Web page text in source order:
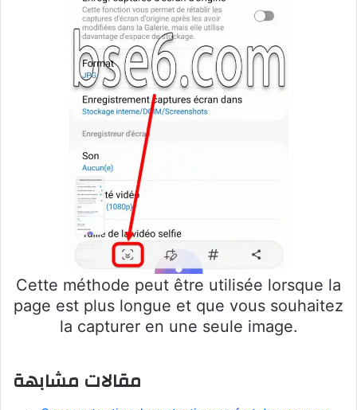
Cette méthode peut être utilisée lorsque la
page est plus longue et que vous souhaitez
la capturer en une seule image.
مقالات مشابهة